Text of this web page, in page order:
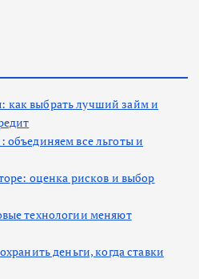
как выбрать лучший займ и
объединяем все льготы и
оценка рисков и выбор
технологии меняют
деньги, когда ставки